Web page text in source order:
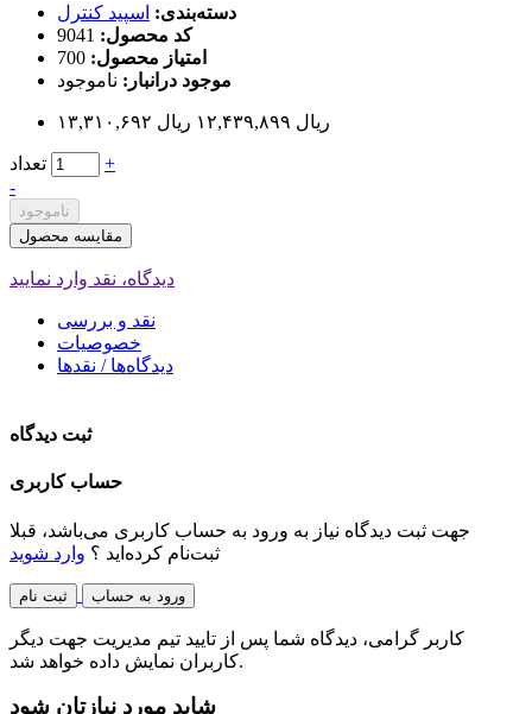
دسته‌بندی: اسپید کنترل
کد محصول: 9041
امتیاز محصول: 700
موجود درانبار: ناموجود
۱۳,۳۱۰,۶۹۲ ریال ۱۲,۴۳۹,۸۹۹ ریال
تعداد
+
-
ناموجود
مقایسه محصول
دیدگاه، نقد وارد نمایید
نقد و بررسی
خصوصیات
دیدگاه‌ها / نقدها
ثبت دیدگاه
حساب کاربری
جهت ثبت دیدگاه نیاز به ورود به حساب کاربری می‌باشد، قبلا
ثبت‌نام کرده‌اید ؟ وارد شوید
ثبت نام ورود به حساب
کاربر گرامی، دیدگاه شما پس از تایید تیم مدیریت جهت دیگر
کاربران نمایش داده خواهد شد.
شاید مورد نیازتان شود